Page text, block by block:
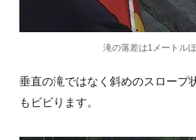
滝の落差は1メートル
垂直の滝ではなく斜めのスロープ
もビビります。